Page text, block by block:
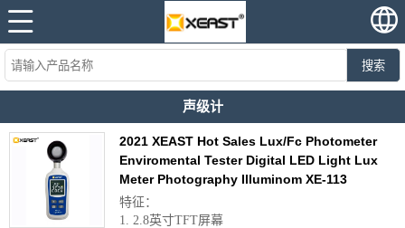
搜索
声级计
2021 XEAST Hot Sales Lux/Fc Photometer
Enviromental Tester Digital LED Light Lux
Meter Photography Illuminom XE-113
特征：
1. 2.8英寸TFT屏幕